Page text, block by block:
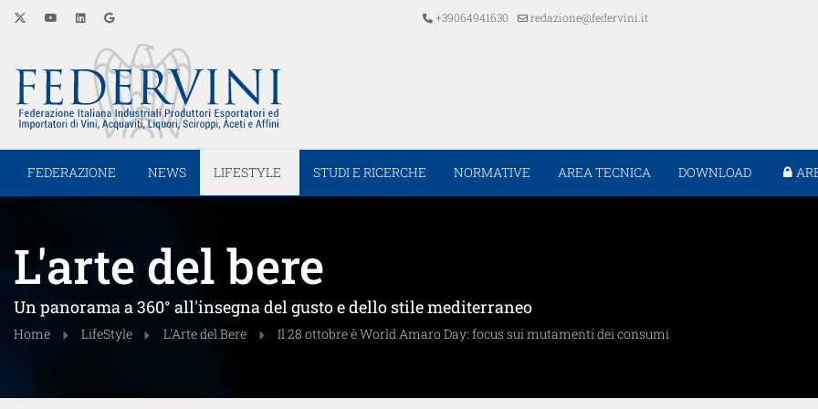
+39064941630 redazione@federvini.it
FEDERAZIONE NEWS LIFESTYLE STUDI E RICERCHE NORMATIVE AREA TECNICA DOWNLOAD
L'arte del bere
Un panorama a 360° all'insegna del gusto e dello stile mediterraneo
Home LifeStyle L'Arte del Bere Il 28 ottobre è World Amaro Day: focus sui mutamenti dei consumi